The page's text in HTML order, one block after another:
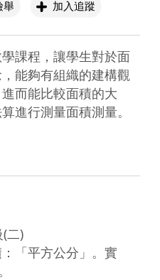
舉 加入追蹤
課程，讓學生對於面
能夠有組織的建構觀
而能比較面積的大
進行測量面積測量。
二)
「平方公分」。實